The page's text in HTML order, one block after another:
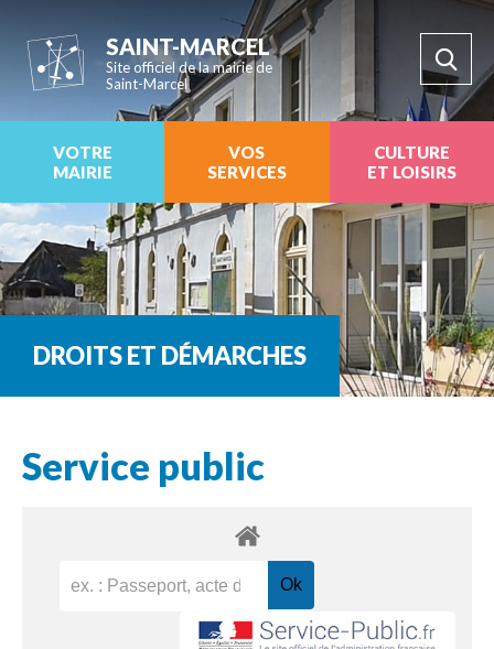
SAINT-MARCEL
Site officiel de la mairie de
Saint-Marcel
VOTRE
MAIRIE
VOS
SERVICES
CULTURE
ET LOISIRS
DROITS ET DÉMARCHES
Service public